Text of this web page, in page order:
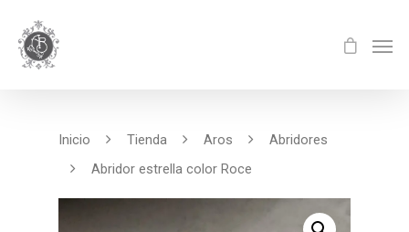
Inicio Tienda Aros
Abridores
Abridor estrella color Roce